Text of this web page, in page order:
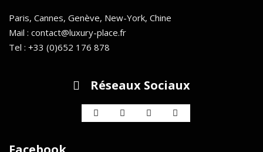
Paris, Cannes, Genève, New-York, Chine
Mail : contact@luxury-place.fr
Tel : +33 (0)652 176 878
Réseaux Sociaux